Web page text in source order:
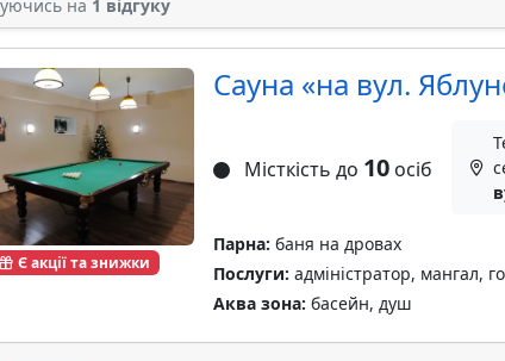
на 1 відгуку
Є акції та знижки
Сауна «на вул.
Місткість до 10осіб
Парна: баня на дровах
Послуги: адміністратор, мангал,
Аква зона: басейн, душ